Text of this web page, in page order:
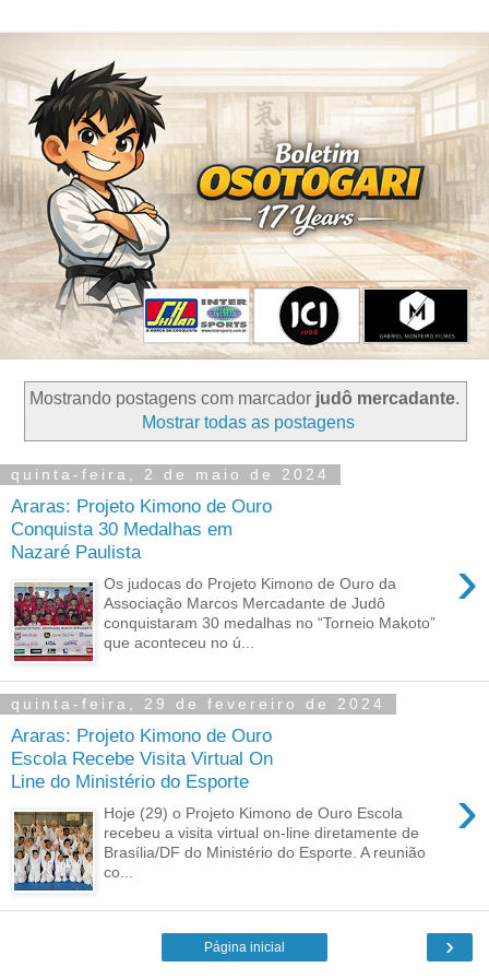
Mostrando postagens com marcador judô mercadante.
Mostrar todas as postagens
quinta-feira, 2 de maio de 2024
Araras: Projeto Kimono de Ouro
Conquista 30 Medalhas em
Nazaré Paulista
›
Os judocas do Projeto Kimono de Ouro da
Associação Marcos Mercadante de Judô
conquistaram 30 medalhas no “Torneio Makoto”
que aconteceu no ú...
quinta-feira, 29 de fevereiro de 2024
Araras: Projeto Kimono de Ouro
Escola Recebe Visita Virtual On
Line do Ministério do Esporte
›
Hoje (29) o Projeto Kimono de Ouro Escola
recebeu a visita virtual on-line diretamente de
Brasília/DF do Ministério do Esporte. A reunião
co...
›
Página inicial